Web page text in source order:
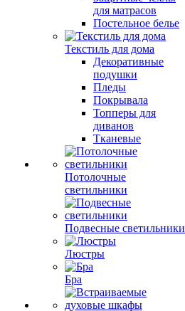
для матрасов
Постельное белье
Текстиль для дома
Декоративные
подушки
Пледы
Покрывала
Топперы для
диванов
Тканевые
Потолочные
светильники
Подвесные светильники
Люстры
Бра